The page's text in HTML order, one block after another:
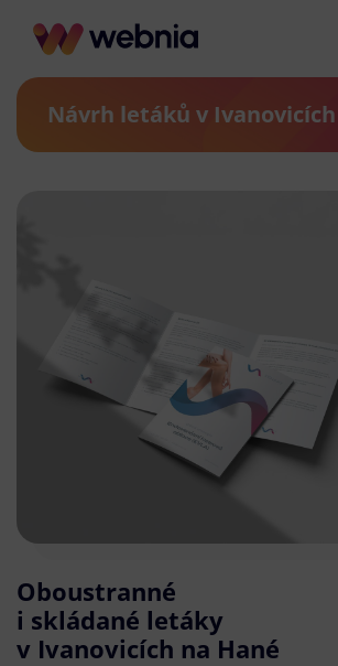
Návrh letáků v
Oboustranné
i skládané letáky
v Ivanovicích na Hané